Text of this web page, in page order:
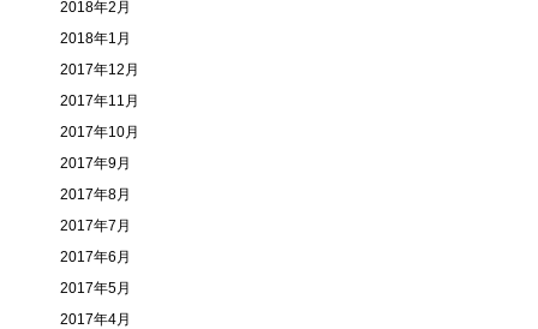
2018年2月
2018年1月
2017年12月
2017年11月
2017年10月
2017年9月
2017年8月
2017年7月
2017年6月
2017年5月
2017年4月